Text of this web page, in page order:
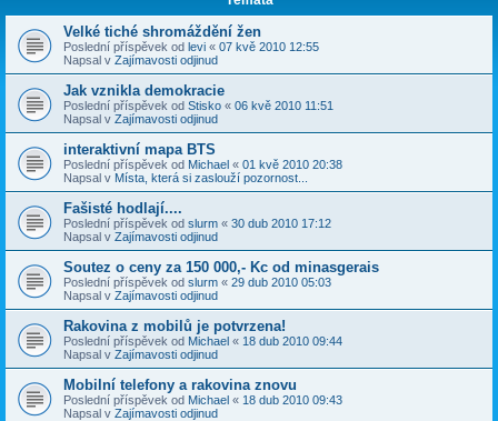
Velké tiché shromáždění žen
Poslední příspěvek od levi « 07 kvě 2010 12:55
Napsal v Zajímavosti odjinud
Jak vznikla demokracie
Poslední příspěvek od Stisko « 06 kvě 2010 11:51
Napsal v Zajímavosti odjinud
interaktivní mapa BTS
Poslední příspěvek od Michael « 01 kvě 2010 20:38
Napsal v Místa, která si zaslouží pozornost...
Fašisté hodlají....
Poslední příspěvek od slurm « 30 dub 2010 17:12
Napsal v Zajímavosti odjinud
Soutez o ceny za 150 000,- Kc od minasgerais
Poslední příspěvek od slurm « 29 dub 2010 05:03
Napsal v Zajímavosti odjinud
Rakovina z mobilů je potvrzena!
Poslední příspěvek od Michael « 18 dub 2010 09:44
Napsal v Zajímavosti odjinud
Mobilní telefony a rakovina znovu
Poslední příspěvek od Michael « 18 dub 2010 09:43
Napsal v Zajímavosti odjinud